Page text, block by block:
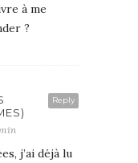
à me
?
Reply
j’ai déjà lu